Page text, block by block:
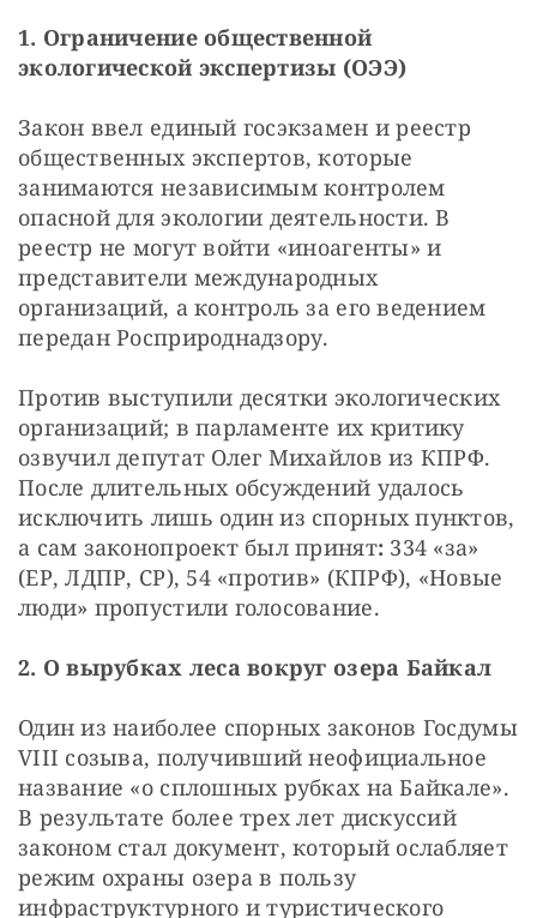
1. Ограничение общественной
экологической экспертизы (ОЭЭ)
Закон ввел единый госэкзамен и реестр
общественных экспертов, которые
занимаются независимым контролем
опасной для экологии деятельности. В
реестр не могут войти «иноагенты» и
представители международных
организаций, а контроль за его ведением
передан Росприроднадзору.
Против выступили десятки экологических
организаций; в парламенте их критику
озвучил депутат Олег Михайлов из КПРФ.
После длительных обсуждений удалось
исключить лишь один из спорных пунктов,
а сам законопроект был принят: 334 «за»
(ЕР, ЛДПР, СР), 54 «против» (КПРФ), «Новые
люди» пропустили голосование.
2. О вырубках леса вокруг озера Байкал
Один из наиболее спорных законов Госдумы
VIII созыва, получивший неофициальное
название «о сплошных рубках на Байкале».
В результате более трех лет дискуссий
законом стал документ, который ослабляет
режим охраны озера в пользу
инфраструктурного и туристического